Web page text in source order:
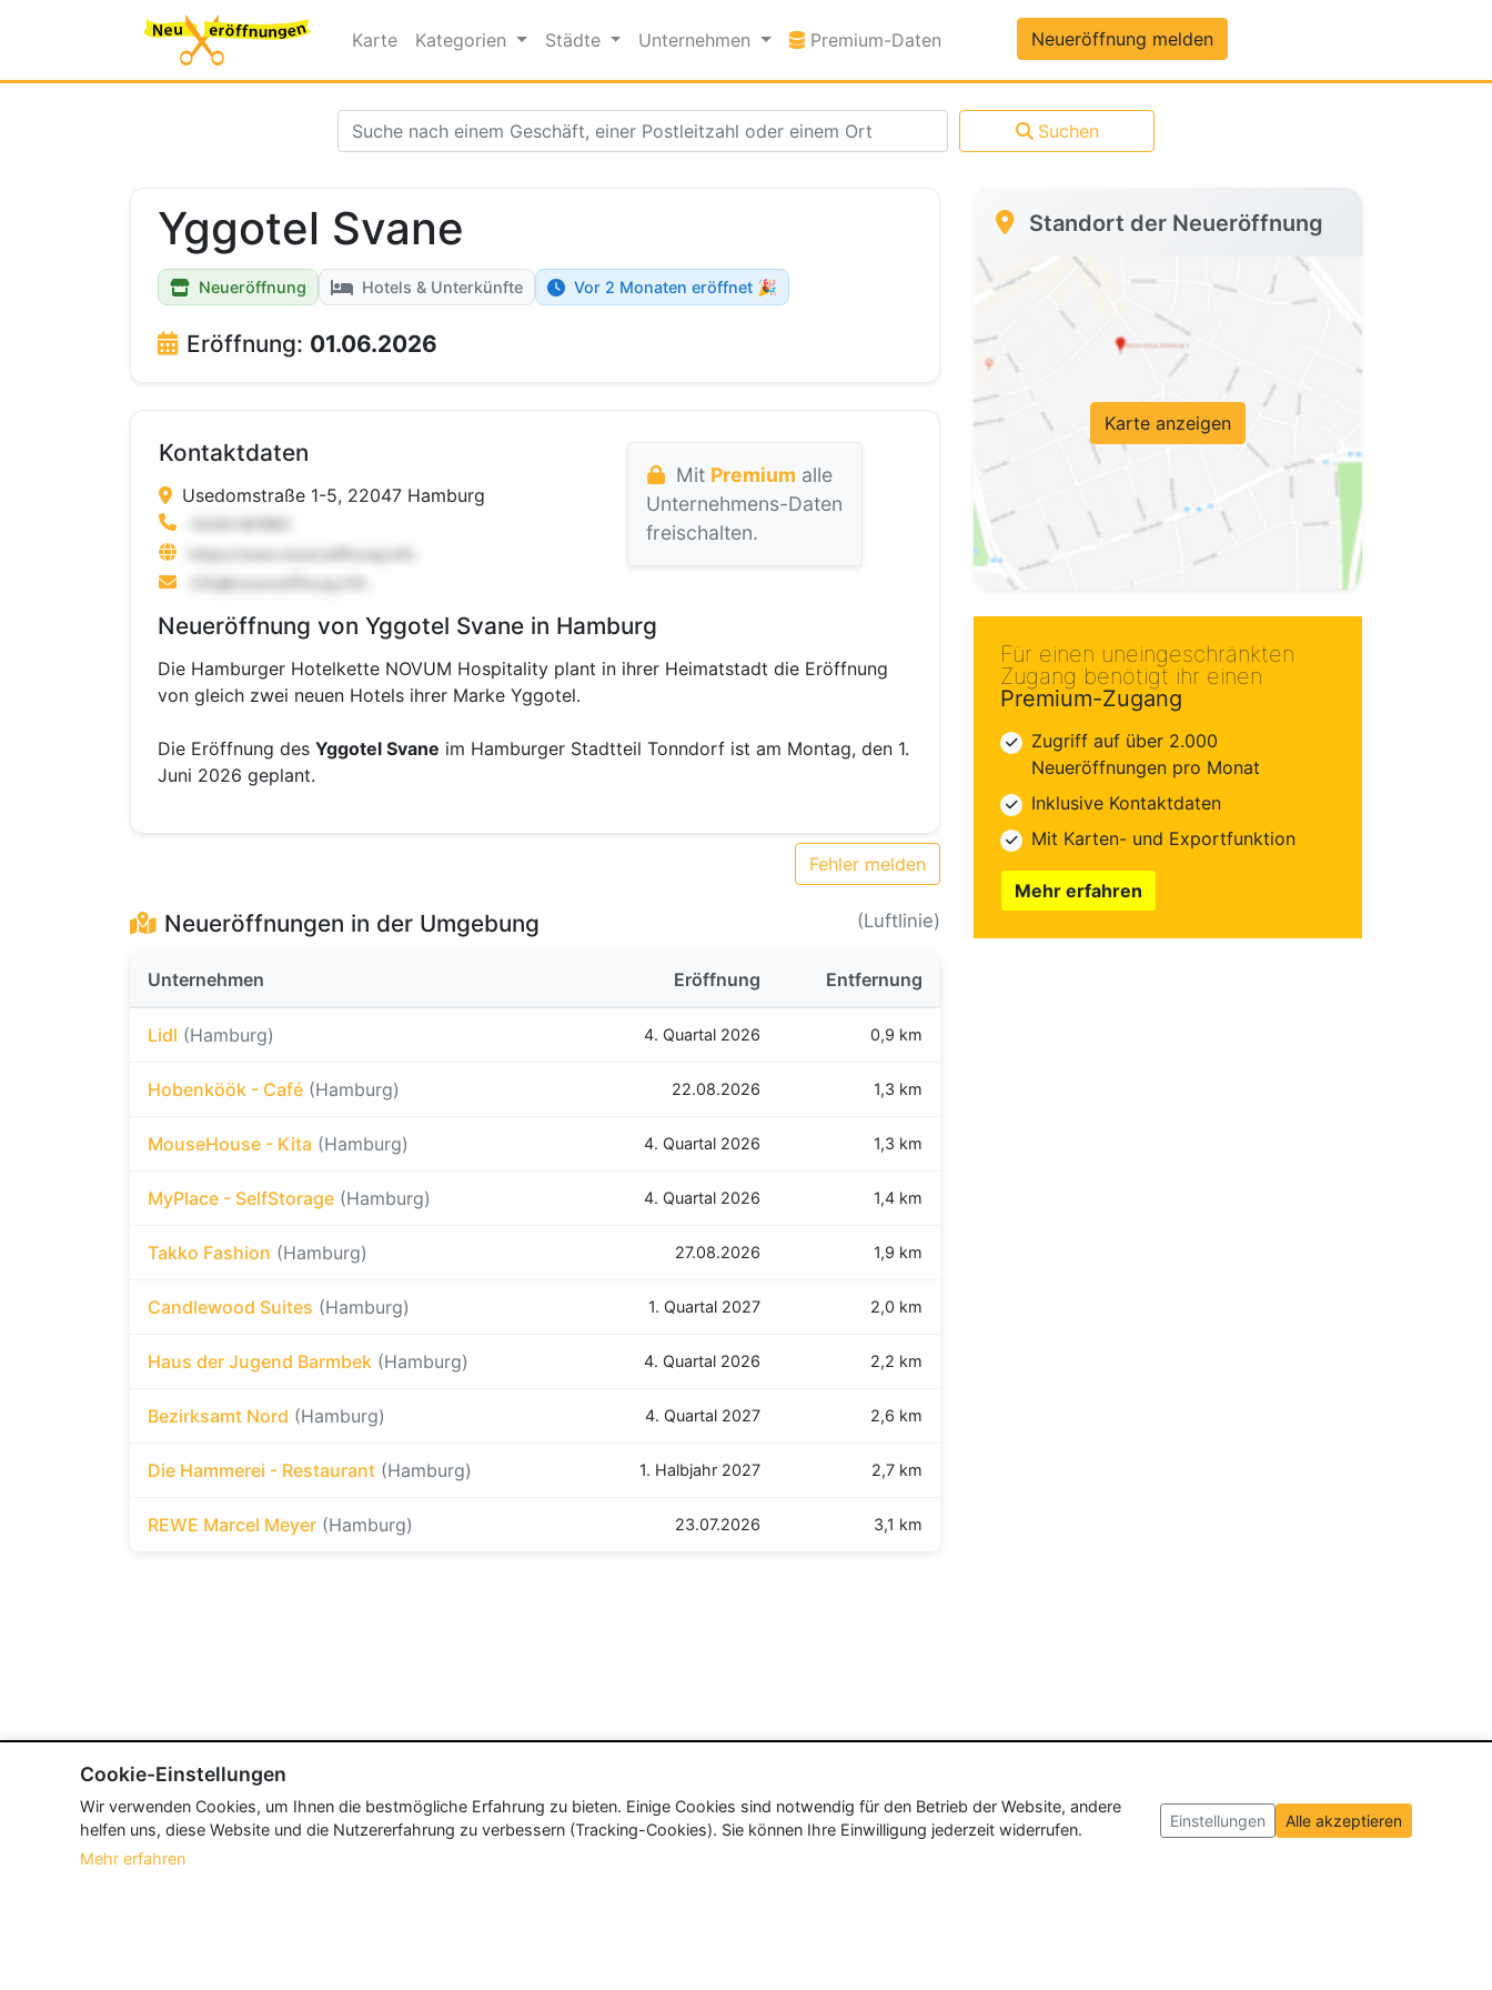
Karte Kategorien Städte Unternehmen Premium-Daten Premium-DatenNeueröffnung melden
Suchen
Yggotel Svane
Neueröffnung Hotels & Unterkünfte Vor 2 Monaten eröffnet 🎉
Eröffnung: 01.06.2026
Kontaktdaten
Usedomstraße 1-5, 22047 Hamburg
Mit Premium alle
Unternehmens-Daten
freischalten.
Neueröffnung von Yggotel Svane in Hamburg
Die Hamburger Hotelkette NOVUM Hospitality plant in ihrer Heimatstadt die Eröffnung
von gleich zwei neuen Hotels ihrer Marke Yggotel.
Die Eröffnung des Yggotel Svane im Hamburger Stadtteil Tonndorf ist am Montag, den 1.
Juni 2026 geplant.
Fehler melden
Neueröffnungen in der Umgebung (Luftlinie)
Unternehmen Eröffnung Entfernung
Lidl (Hamburg) 4. Quartal 2026 0,9 km
Hobenköök - Café (Hamburg) 22.08.2026 1,3 km
MouseHouse - Kita (Hamburg) 4. Quartal 2026 1,3 km
MyPlace - SelfStorage (Hamburg) 4. Quartal 2026 1,4 km
Takko Fashion (Hamburg) 27.08.2026 1,9 km
Candlewood Suites (Hamburg) 1. Quartal 2027 2,0 km
Haus der Jugend Barmbek (Hamburg) 4. Quartal 2026 2,2 km
Bezirksamt Nord (Hamburg) 4. Quartal 2027 2,6 km
Die Hammerei - Restaurant (Hamburg) 1. Halbjahr 2027 2,7 km
REWE Marcel Meyer (Hamburg) 23.07.2026 3,1 km
Standort der Neueröffnung
Karte anzeigen
Für einen uneingeschränkten
Zugang benötigt ihr einen
Premium-Zugang
Zugriff auf über 2.000
Neueröffnungen pro Monat
Inklusive Kontaktdaten
Mit Karten- und Exportfunktion
Mehr erfahren
Cookie-Einstellungen
Wir verwenden Cookies, um Ihnen die bestmögliche Erfahrung zu bieten. Einige Cookies sind notwendig für den Betrieb der Website, andere
helfen uns, diese Website und die Nutzererfahrung zu verbessern (Tracking-Cookies). Sie können Ihre Einwilligung jederzeit widerrufen.
Mehr erfahren
Einstellungen Alle akzeptieren